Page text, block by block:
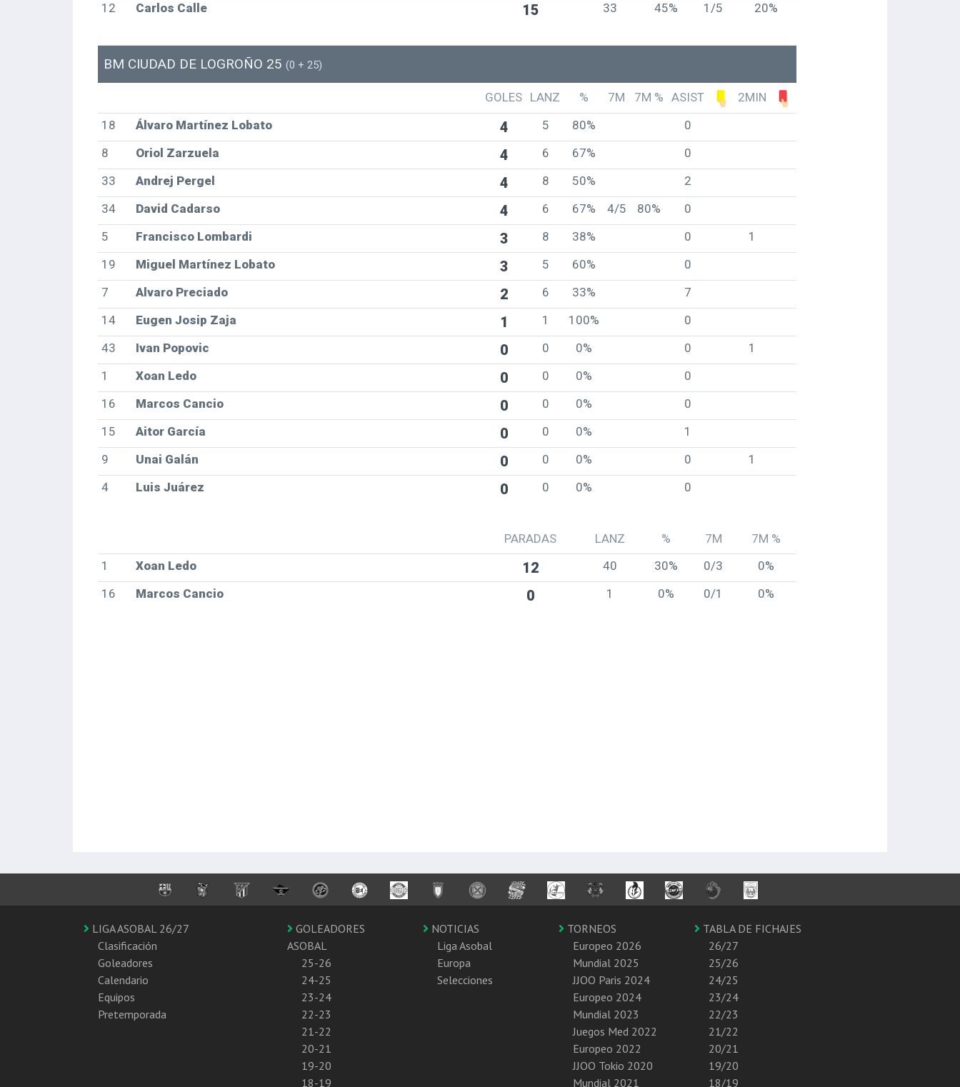
12
Carlos Calle 15 33 45% 1/5 20%
BM CIUDAD DE LOGROÑO 25 (0 + 25)
GOLES LANZ % 7M 7M % ASIST
2MIN
18
Álvaro Martínez Lobato 4 5 80%
0
8
Oriol Zarzuela 4 6 67%
0
33
Andrej Pergel 4 8 50%
2
34
David Cadarso 4 6 67% 4/5 80%
0
5
Francisco Lombardi 3 8 38% 0
1
19
Miguel Martínez Lobato 3 5 60%
0
7
Alvaro Preciado 2 6 33%
7
14
Eugen Josip Zaja 1 1 100%
0
43
Ivan Popovic 0 0 0% 0
1
1
Xoan Ledo 0 0 0%
0
16
Marcos Cancio 0 0 0%
0
15
Aitor García 0 0 0%
1
9
Unai Galán 0 0 0% 0
1
4
Luis Juárez 0 0 0% 0
PARADAS LANZ % 7M
7M %
1
Xoan Ledo 12 40 30% 0/3
0%
16
Marcos Cancio 0 1 0% 0/1 0%
LIGA ASOBAL 26/27
Clasificación
Goleadores
Calendario
Equipos
Pretemporada
GOLEADORES
ASOBAL
25-26
24-25
23-24
22-23
21-22
20-21
19-20
18-19
NOTICIAS
Liga Asobal
Europa
Selecciones
TORNEOS
Europeo 2026
Mundial 2025
JJOO Paris 2024
Europeo 2024
Mundial 2023
Juegos Med 2022
Europeo 2022
JJOO Tokio 2020
Mundial 2021
TABLA DE FICHAJES
26/27
25/26
24/25
23/24
22/23
21/22
20/21
19/20
18/19